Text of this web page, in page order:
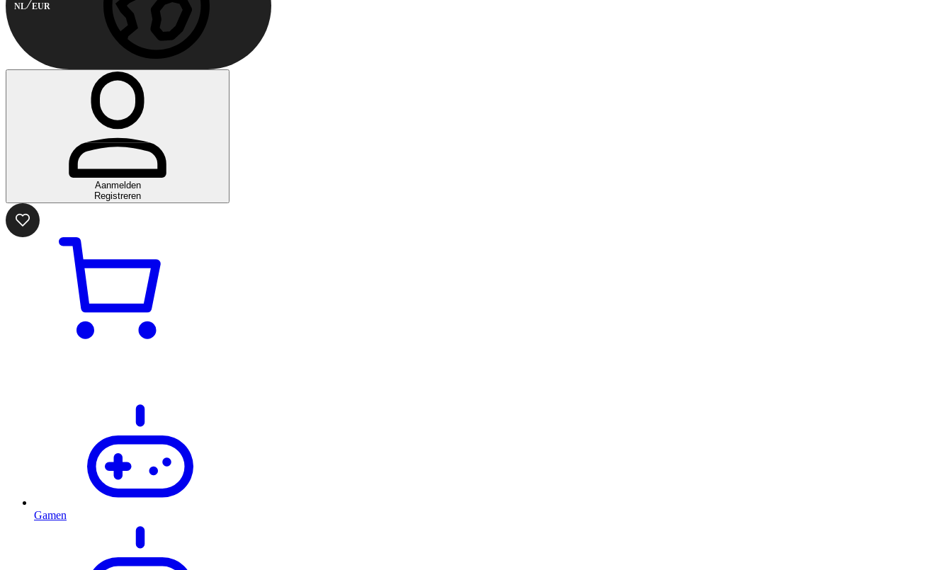
NL EUR
Aanmelden
Registreren
Gamen